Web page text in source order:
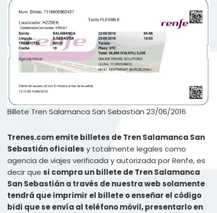
Billete Tren Salamanca San Sebastián 23/06/2016
Trenes.com emite billetes de Tren Salamanca San
Sebastián oficiales y totalmente legales como
agencia de viajes verificada y autorizada por Renfe, es
decir que si compra un billete de Tren Salamanca
San Sebastián a través de nuestra web solamente
tendrá que imprimir el billete o enseñar el código
bidi que se envía al teléfono móvil, presentarlo en